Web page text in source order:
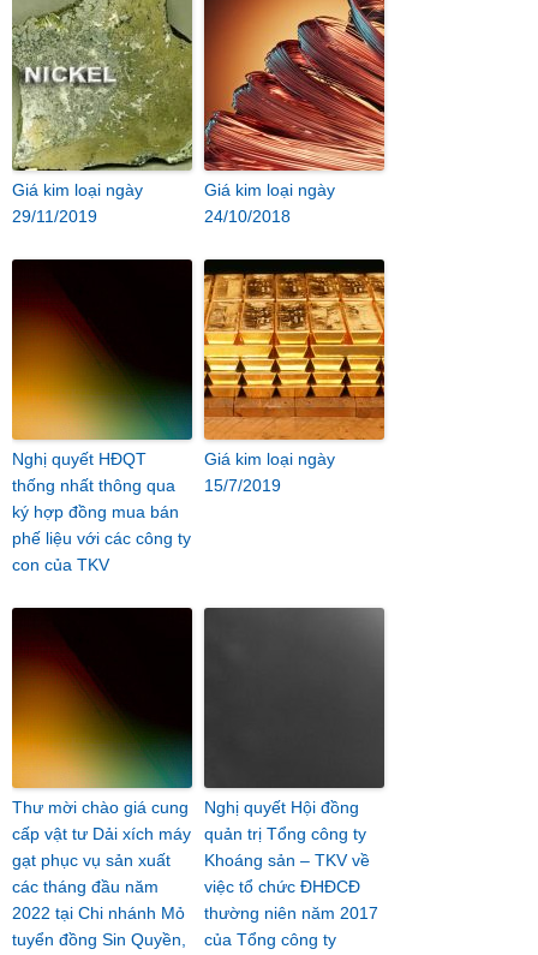
Giá kim loại ngày
29/11/2019
Giá kim loại ngày
24/10/2018
Nghị quyết HĐQT
thống nhất thông qua
ký hợp đồng mua bán
phế liệu với các công ty
con của TKV
Giá kim loại ngày
15/7/2019
Thư mời chào giá cung
cấp vật tư Dải xích máy
gạt phục vụ sản xuất
các tháng đầu năm
2022 tại Chi nhánh Mỏ
tuyển đồng Sin Quyền,
Nghị quyết Hội đồng
quản trị Tổng công ty
Khoáng sản – TKV về
việc tổ chức ĐHĐCĐ
thường niên năm 2017
của Tổng công ty